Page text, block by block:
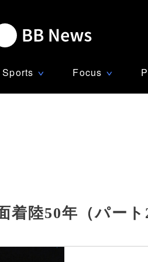
Sports ∨ Focus ∨
着陸50年（パー